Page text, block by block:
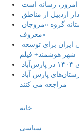
رسانه است
اردبیل از مناطق
معروف»
شهر هوشمند+ فیلم
مراجعه می کنند
خانه
سیاسی